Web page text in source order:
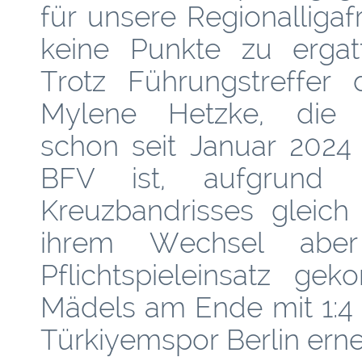
für unsere
keine Punkte zu
Trotz Führungstreffer
Mylene Hetzke, die
schon seit Januar
BFV ist, aufgrund
Kreuzbandrisses
ihrem Wechsel
Pflichtspieleinsatz
Mädels am Ende mit
Türkiyemspor Berlin